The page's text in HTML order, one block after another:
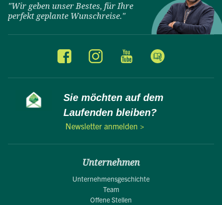
"Wir geben unser Bestes, für Ihre
perfekt geplante Wunschreise."
Sie möchten auf dem
Laufenden bleiben?
Newsletter anmelden >
Unternehmen
Unternehmensgeschichte
Team
Offene Stellen